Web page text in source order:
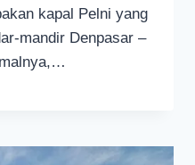
kapal Pelni yang
mandir Denpasar –